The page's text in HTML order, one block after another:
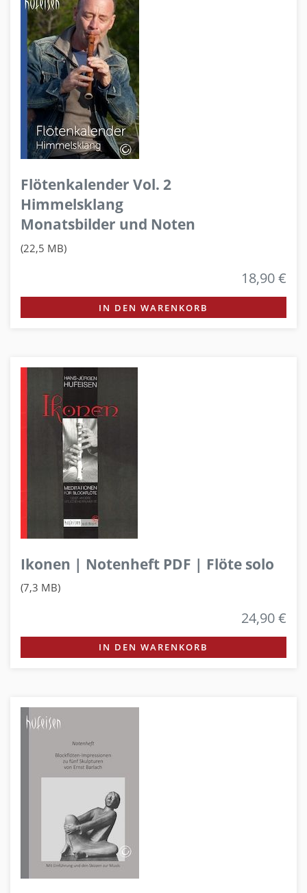
Flötenkalender Vol. 2
Himmelsklang
Monatsbilder und Noten
(22,5 MB)
18,90 €
IN DEN WARENKORB
Ikonen | Notenheft PDF | Flöte solo
(7,3 MB)
24,90 €
IN DEN WARENKORB